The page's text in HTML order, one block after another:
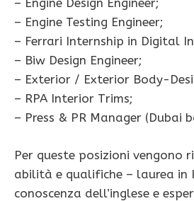
– Engine Design Engineer;
– Engine Testing Engineer;
– Ferrari Internship in Digital
– Biw Design Engineer;
– Exterior / Exterior Body-
– RPA Interior Trims;
– Press & PR Manager (Dubai
Per queste posizioni vengono
abilità e qualifiche – laurea in
conoscenza dell’inglese e